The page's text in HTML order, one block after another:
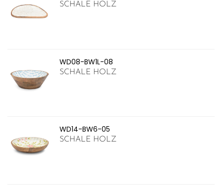
SCHALE HOLZ
WD08-BW1L-08
SCHALE HOLZ
WD14-BW6-05
SCHALE HOLZ